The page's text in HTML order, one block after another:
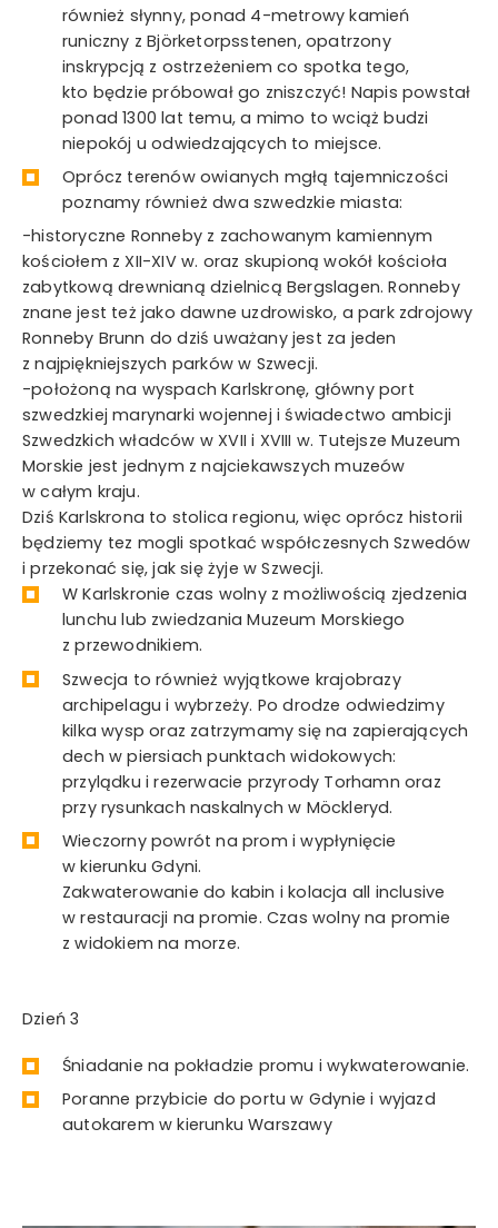
również słynny, ponad 4-metrowy kamień
runiczny z Björketorpsstenen, opatrzony
inskrypcją z ostrzeżeniem co spotka tego,
kto będzie próbował go zniszczyć! Napis powstał
ponad 1300 lat temu, a mimo to wciąż budzi
niepokój u odwiedzających to miejsce.
Oprócz terenów owianych mgłą tajemniczości
poznamy również dwa szwedzkie miasta:
-historyczne Ronneby z zachowanym kamiennym
kościołem z XII-XIV w. oraz skupioną wokół kościoła
zabytkową drewnianą dzielnicą Bergslagen. Ronneby
znane jest też jako dawne uzdrowisko, a park zdrojowy
Ronneby Brunn do dziś uważany jest za jeden
z najpiękniejszych parków w Szwecji.
-położoną na wyspach Karlskronę, główny port
szwedzkiej marynarki wojennej i świadectwo ambicji
Szwedzkich władców w XVII i XVIII w. Tutejsze Muzeum
Morskie jest jednym z najciekawszych muzeów
w całym kraju.
Dziś Karlskrona to stolica regionu, więc oprócz historii
będziemy tez mogli spotkać współczesnych Szwedów
i przekonać się, jak się żyje w Szwecji.
W Karlskronie czas wolny z możliwością zjedzenia
lunchu lub zwiedzania Muzeum Morskiego
z przewodnikiem.
Szwecja to również wyjątkowe krajobrazy
archipelagu i wybrzeży. Po drodze odwiedzimy
kilka wysp oraz zatrzymamy się na zapierających
dech w piersiach punktach widokowych:
przylądku i rezerwacie przyrody Torhamn oraz
przy rysunkach naskalnych w Möckleryd.
Wieczorny powrót na prom i wypłynięcie
w kierunku Gdyni.
Zakwaterowanie do kabin i kolacja all inclusive
w restauracji na promie. Czas wolny na promie
z widokiem na morze.
Dzień 3
Śniadanie na pokładzie promu i wykwaterowanie.
Poranne przybicie do portu w Gdynie i wyjazd
autokarem w kierunku Warszawy